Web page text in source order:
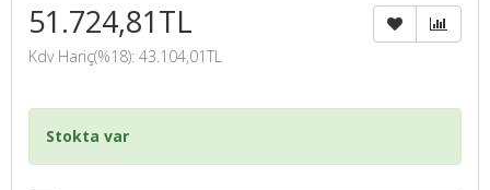
51.724,81TL
Kdv Hariç(%18): 43.104,01TL
Stokta var